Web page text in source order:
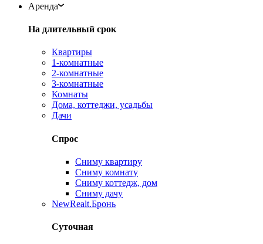
Аренда
На длительный срок
Квартиры
1-комнатные
2-комнатные
3-комнатные
Комнаты
Дома, коттеджи, усадьбы
Дачи
Спрос
Сниму квартиру
Сниму комнату
Сниму коттедж, дом
Сниму дачу
NewRealt.Бронь
Суточная